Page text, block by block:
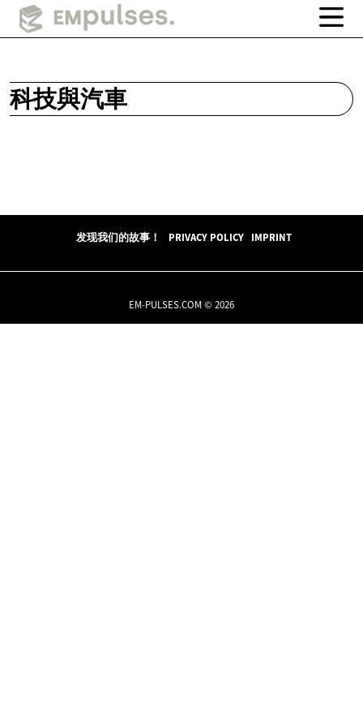
科技與汽車
发现我们的故事！ PRIVACY POLICY IMPRINT
EM-PULSES.COM © 2026